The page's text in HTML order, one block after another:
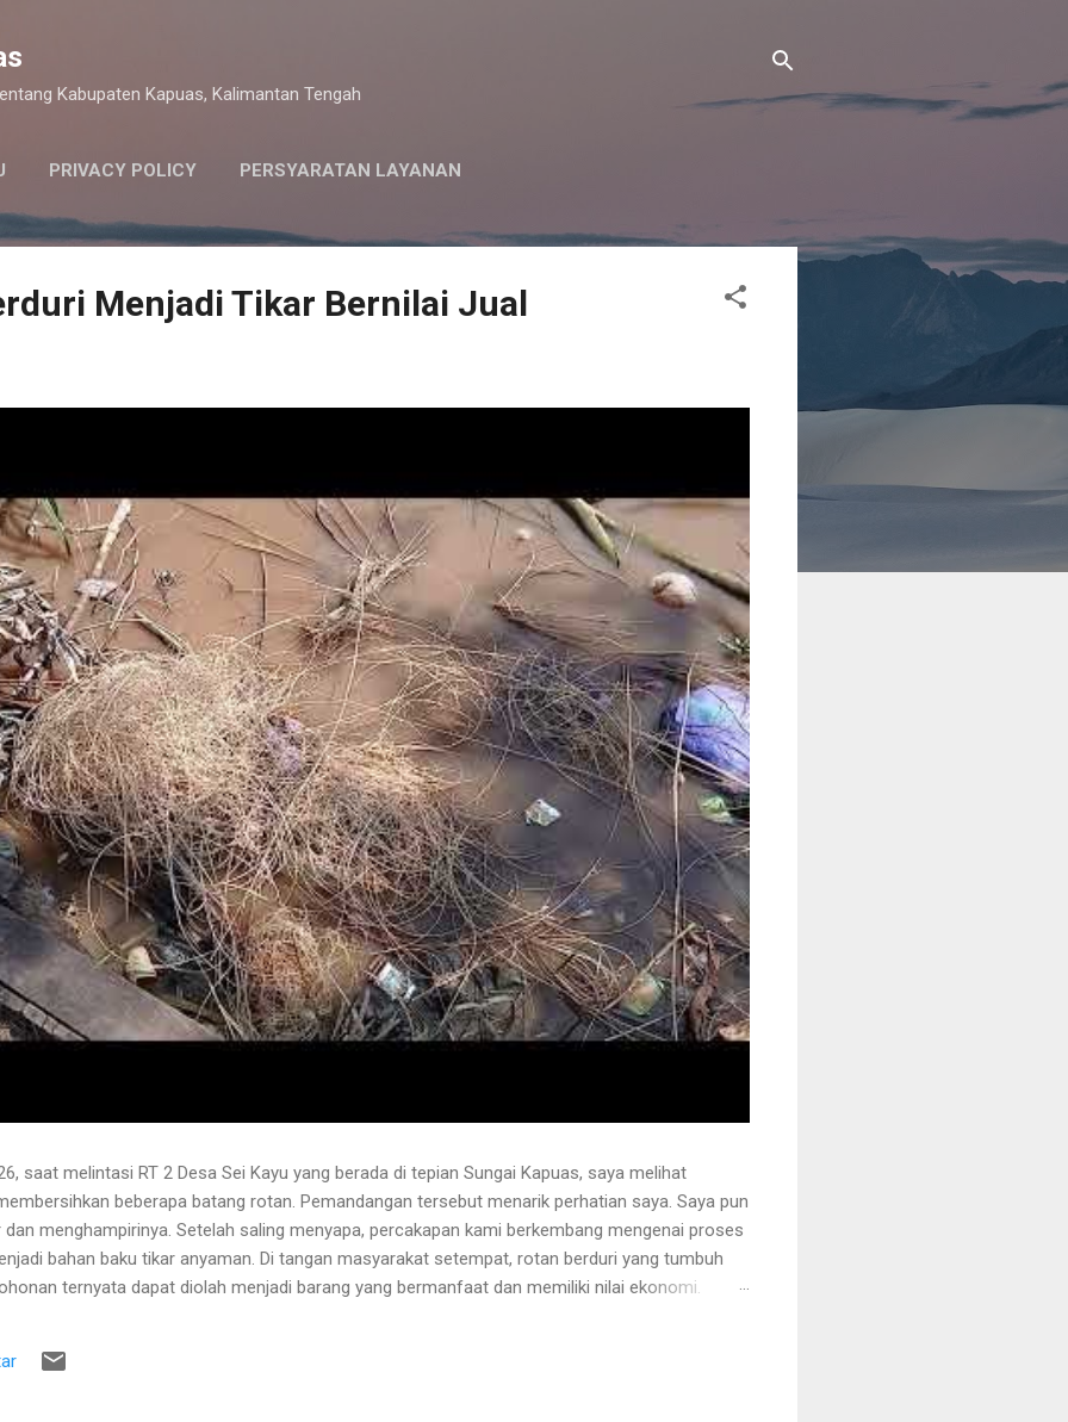
Kabupaten Kapuas, Kalimantan Tengah
PRIVACY POLICY PERSYARATAN LAYANAN
Menjadi Tikar Bernilai Jual
saat melintasi RT 2 Desa Sei Kayu yang berada di tepian Sungai Kapuas, saya melihat
beberapa batang rotan. Pemandangan tersebut menarik perhatian saya. Saya pun
menghampirinya. Setelah saling menyapa, percakapan kami berkembang mengenai proses
bahan baku tikar anyaman. Di tangan masyarakat setempat, rotan berduri yang tumbuh
ternyata dapat diolah menjadi barang yang bermanfaat dan memiliki nilai ekonomi.
berusia sekitar sepuluh tahun. Rotan dikenal memiliki banyak duri sehingga tidak mudah
sebelum menarik rotan, duri-duri pada bagian batang yang akan dipegang harus